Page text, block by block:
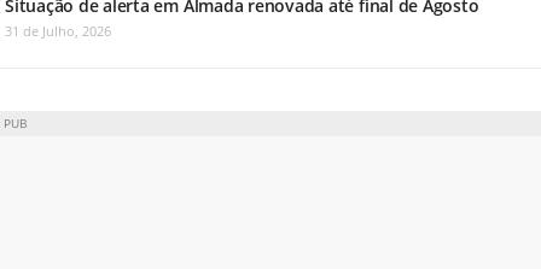
Situação de alerta em Almada renovada até final de Agosto
31 de Julho, 2026
PUB